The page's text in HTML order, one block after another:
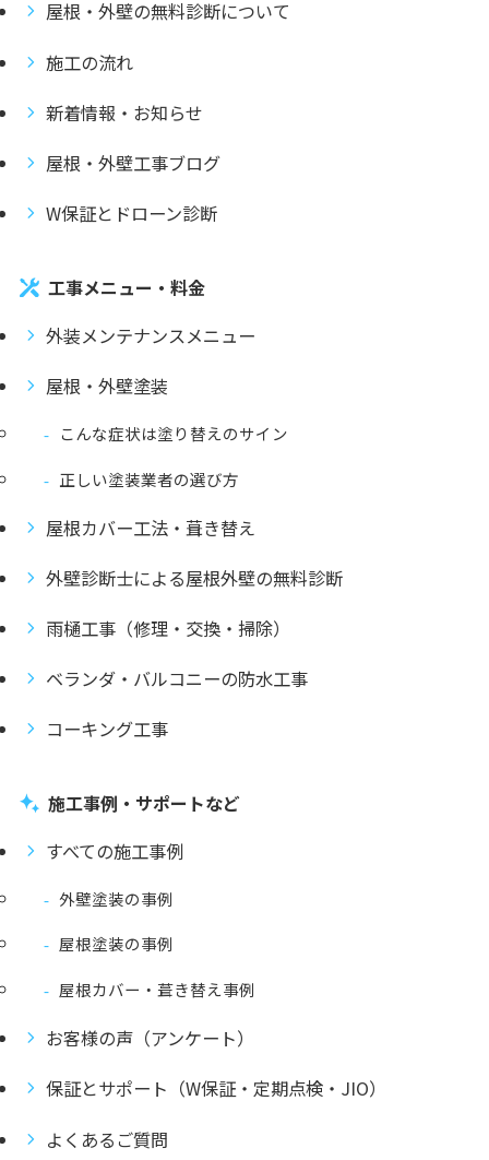
屋根・外壁の無料診断について
施工の流れ
新着情報・お知らせ
屋根・外壁工事ブログ
W保証とドローン診断
工事メニュー・料金
外装メンテナンスメニュー
屋根・外壁塗装
こんな症状は塗り替えのサイン
正しい塗装業者の選び方
屋根カバー工法・葺き替え
外壁診断士による屋根外壁の無料診断
雨樋工事（修理・交換・掃除）
ベランダ・バルコニーの防水工事
コーキング工事
施工事例・サポートなど
すべての施工事例
外壁塗装の事例
屋根塗装の事例
屋根カバー・葺き替え事例
お客様の声（アンケート）
保証とサポート（W保証・定期点検・JIO）
よくあるご質問